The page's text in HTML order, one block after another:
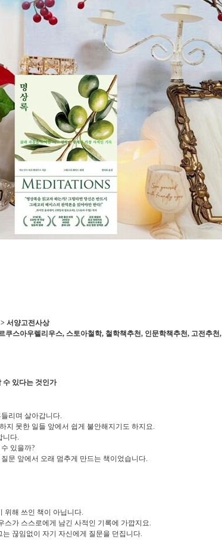
서양고전사상
쿠스아우렐리우스, 스토아철학, 철학책추천, 인문학책추천, 고전추천,
수 있다는 것인가
리며 살아갑니다.
지 못한 일들 앞에서 쉽게 불안해지기도 하지요.
니다.
있을까?
문 앞에서 오래 멈추게 만드는 책이었습니다.
위해 쓰인 책이 아닙니다.
스가 스스로에게 남긴 사적인 기록에 가깝지요.
끊임없이 자기 자신에게 질문을 던집니다.